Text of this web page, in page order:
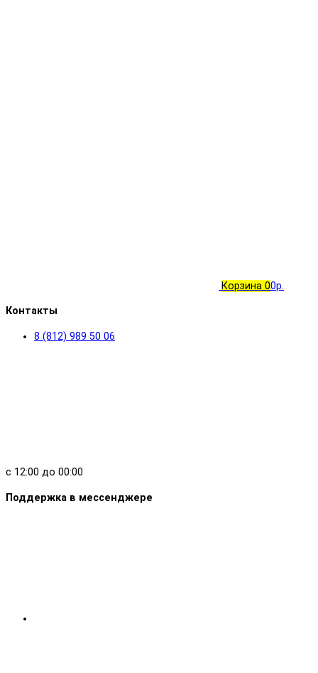
Корзина 00р.
Контакты
8 (812) 989 50 06
с 12:00 до 00:00
Поддержка в мессенджере